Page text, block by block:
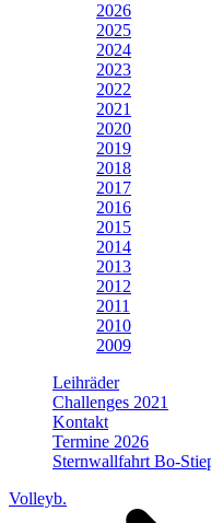
2026
2025
2024
2023
2022
2021
2020
2019
2018
2017
2016
2015
2014
2013
2012
2011
2010
2009
Leihräder
Challenges 2021
Kontakt
Termine 2026
Sternwallfahrt Bo-
Volleyb.